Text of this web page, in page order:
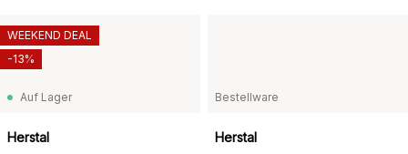
Auf Lager
Herstal
WEEKEND DEAL
-13%
Bestellware
Herstal